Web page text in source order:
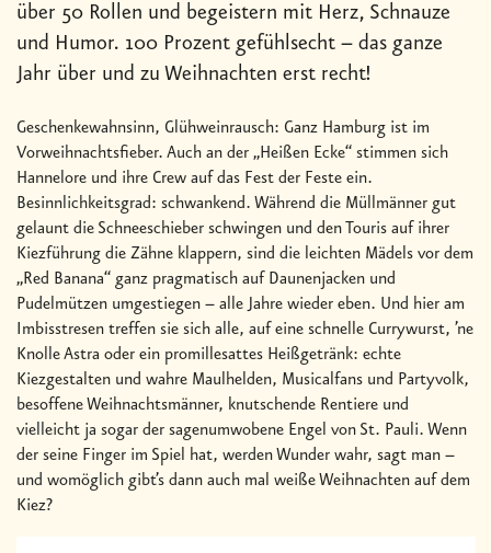
über 50 Rollen und begeistern mit Herz, Schnauze
und Humor. 100 Prozent gefühlsecht – das ganze
Jahr über und zu Weihnachten erst recht!
Geschenkewahnsinn, Glühweinrausch: Ganz Hamburg ist im
Vorweihnachtsfieber. Auch an der „Heißen Ecke“ stimmen sich
Hannelore und ihre Crew auf das Fest der Feste ein.
Besinnlichkeitsgrad: schwankend. Während die Müllmänner gut
gelaunt die Schneeschieber schwingen und den Touris auf ihrer
Kiezführung die Zähne klappern, sind die leichten Mädels vor dem
„Red Banana“ ganz pragmatisch auf Daunenjacken und
Pudelmützen umgestiegen – alle Jahre wieder eben. Und hier am
Imbisstresen treffen sie sich alle, auf eine schnelle Currywurst, ’ne
Knolle Astra oder ein promillesattes Heißgetränk: echte
Kiezgestalten und wahre Maulhelden, Musicalfans und Partyvolk,
besoffene Weihnachtsmänner, knutschende Rentiere und
vielleicht ja sogar der sagenumwobene Engel von St. Pauli. Wenn
der seine Finger im Spiel hat, werden Wunder wahr, sagt man –
und womöglich gibt’s dann auch mal weiße Weihnachten auf dem
Kiez?